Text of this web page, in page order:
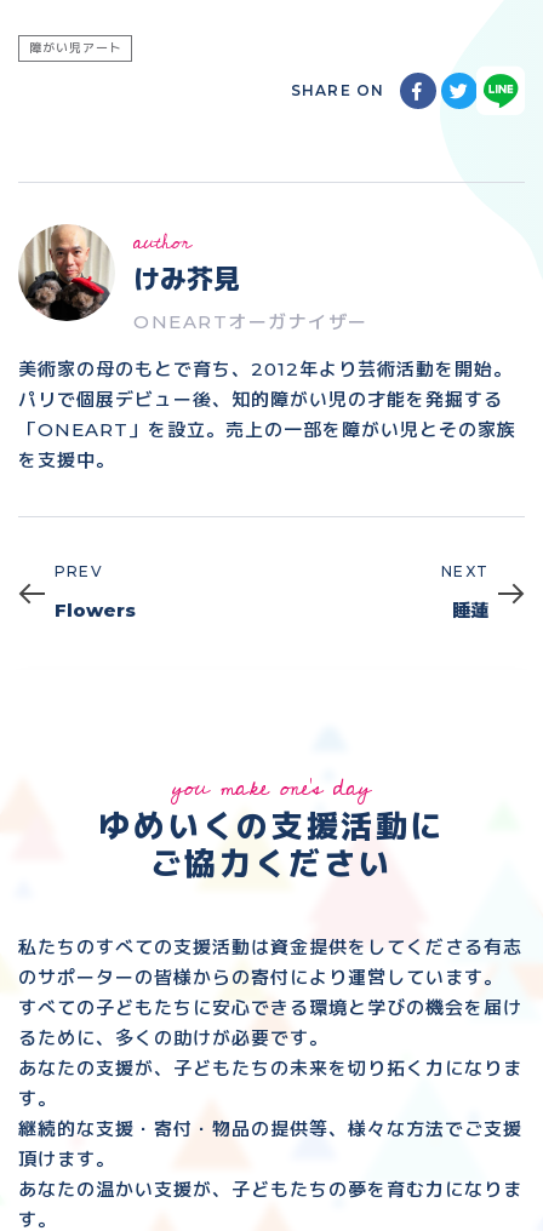
障がい児アート
SHARE ON
author
けみ芥見
ONEARTオーガナイザー
美術家の母のもとで育ち、2012年より芸術活動を開始。
パリで個展デビュー後、知的障がい児の才能を発掘する
「ONEART」を設立。売上の一部を障がい児とその家族
を支援中。
Prev
PREV
Flowers
Next
NEXT
睡蓮
you make one's day
ゆめいくの支援活動に
ご協力ください
私たちのすべての支援活動は資金提供をしてくださる有志
のサポーターの皆様からの寄付により運営しています。
すべての子どもたちに安心できる環境と 学びの機会を届け
るために、多くの助けが必要です。
あなたの支援が、子どもたちの未来を切り拓く力になりま
す。
継続的な支援・寄付・物品の提供等、様々な方法でご支援
頂けます。
あなたの温かい支援が、子どもたちの夢を育む力になりま
す。